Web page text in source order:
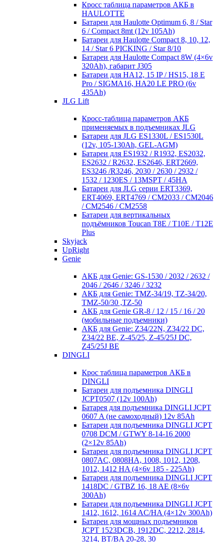
Кросc таблица параметров АКБ в
HAULOTTE
Батареи для Haulotte Optimum 6, 8 / Star
6 / Compact 8mt (12v 105Ah)
Батареи для Haulotte Compact 8, 10, 12,
14 / Star 6 PICKING / Star 8/10
Батареи для Haulotte Compact 8W (4×6v
320Ah), габарит J305
Батареи для HA12, 15 IP / HS15, 18 E
Pro / SIGMA16, HA20 LE PRO (6v
435Ah)
JLG Lift
Кросc-таблица параметров АКБ
применяемых в подъемниках JLG
Батареи для JLG ES1330L / ES1530L
(12v, 105-130Ah, GEL-AGM)
Батареи для ES1932 / R1932, ES2032,
ES2632 / R2632, ES2646, ERT2669,
ES3246 /R3246, 2030 / 2630 / 2932 /
1532 / 1230ES / 13MSPT / 45HA
Батареи для JLG серии ERT3369,
ERT4069, ERT4769 / CM2033 / CM2046
/ CM2546 / CM2558
Батареи для вертикальных
подъёмников Toucan T8E / T10E / T12E
Plus
Skyjack
UpRight
Genie
АКБ для Genie: GS-1530 / 2032 / 2632 /
2046 / 2646 / 3246 / 3232
АКБ для Genie: TMZ-34/19, TZ-34/20,
TMZ-50/30 ,TZ-50
АКБ для Genie GR-8 / 12 / 15 / 16 / 20
(мобильные подъемники)
АКБ для Genie: Z34/22N, Z34/22 DC,
Z34/22 BE, Z-45/25, Z-45/25J DC,
Z45/25J BE
DINGLI
Крос таблица параметров АКБ в
DINGLI
Батареи для подъемника DINGLI
JCPT0507 (12v 100Ah)
Батарея для подъемника DINGLI JCPT
0607 A (не самоходный) 12v 85Ah
Батареи для подъемника DINGLI JCPT
0708 DCM / GTWY 8-14-16 2000
(2×12v 85Ah)
Батареи для подъемника DINGLI JCPT
0807AC, 0808HA, 1008, 1012, 1208,
1012, 1412 HA (4×6v 185 - 225Ah)
Батареи для подъемника DINGLI JCPT
1418DC / GTBZ 16, 18 AE (8×6v
300Ah)
Батареи для подъемника DINGLI JCPT
1412, 1612, 1614 AC/HA (4×12v 300Ah)
Батареи для мощных подъемников
JCPT 1523DCB, 1912DC, 2212, 2814,
3214, BT/BA 20-28, 30